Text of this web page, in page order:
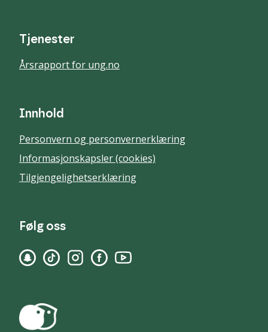
Tjenester
Årsrapport for ung.no
Innhold
Personvern og personvernerklæring
Informasjonskapsler (cookies)
Tilgjengelighetserklæring
Følg oss